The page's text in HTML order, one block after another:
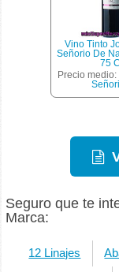
Vino Tinto
Señorio De
75 Cl
Precio medio:
Seguro que te
Marca:
12 Linajes